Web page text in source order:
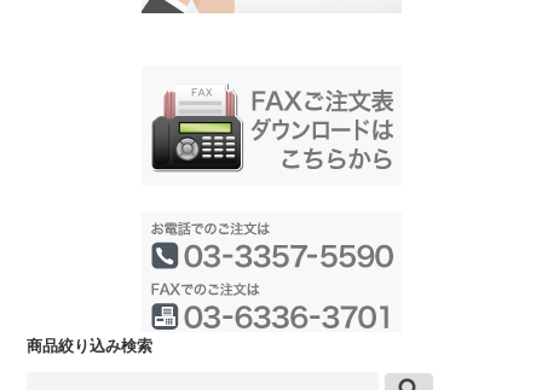
商品絞り込み検索